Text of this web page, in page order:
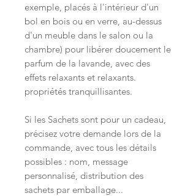
exemple, placés à l'intérieur d'un
bol en bois ou en verre, au-dessus
d'un meuble dans le salon ou la
chambre) pour libérer doucement le
parfum de la lavande, avec des
effets relaxants et relaxants.
propriétés tranquillisantes.
Si les Sachets sont pour un cadeau,
précisez votre demande lors de la
commande, avec tous les détails
possibles : nom, message
personnalisé, distribution des
sachets par emballage...